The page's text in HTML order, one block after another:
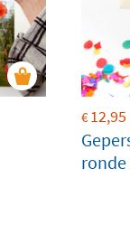
€12,95
ronde